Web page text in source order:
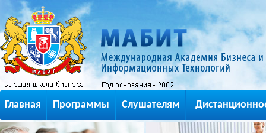
Главная Программы Слушателям